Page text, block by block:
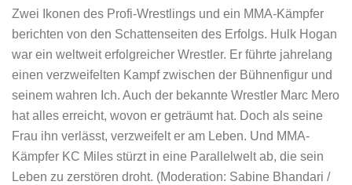
Zwei Ikonen des Profi-Wrestlings und ein MMA-Kämpfer
berichten von den Schattenseiten des Erfolgs. Hulk Hogan
war ein weltweit erfolgreicher Wrestler. Er führte jahrelang
einen verzweifelten Kampf zwischen der Bühnenfigur und
seinem wahren Ich. Auch der bekannte Wrestler Marc Mero
hat alles erreicht, wovon er geträumt hat. Doch als seine
Frau ihn verlässt, verzweifelt er am Leben. Und MMA-
Kämpfer KC Miles stürzt in eine Parallelwelt ab, die sein
Leben zu zerstören droht. (Moderation: Sabine Bhandari /